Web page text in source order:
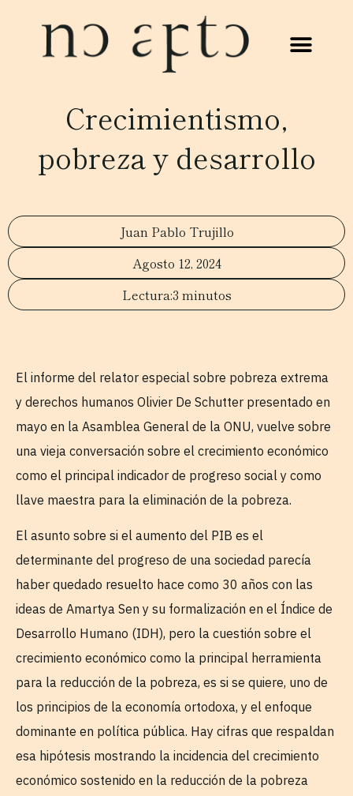
Crecimientismo,
pobreza y desarrollo
Juan Pablo Trujillo
Agosto 12, 2024
3 minutos
El informe del relator especial sobre pobreza extrema
y derechos humanos Olivier De Schutter presentado en
mayo en la Asamblea General de la ONU, vuelve sobre
una vieja conversación sobre el crecimiento económico
como el principal indicador de progreso social y como
llave maestra para la eliminación de la pobreza.
El asunto sobre si el aumento del PIB es el
determinante del progreso de una sociedad parecía
haber quedado resuelto hace como 30 años con las
ideas de Amartya Sen y su formalización en el Índice de
Desarrollo Humano (IDH), pero la cuestión sobre el
crecimiento económico como la principal herramienta
para la reducción de la pobreza, es si se quiere, uno de
los principios de la economía ortodoxa, y el enfoque
dominante en política pública. Hay cifras que respaldan
esa hipótesis mostrando la incidencia del crecimiento
económico sostenido en la reducción de la pobreza